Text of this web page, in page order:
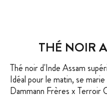
THÉ NOIR
Thé noir d'Inde Assam
Idéal pour le matin, se
Dammann Frères x Terroir